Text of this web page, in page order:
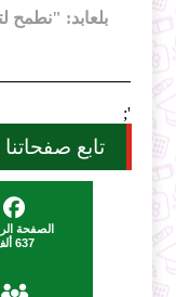
بلعابد: "نطمح
';
تابع
الصفحة
637 ألف